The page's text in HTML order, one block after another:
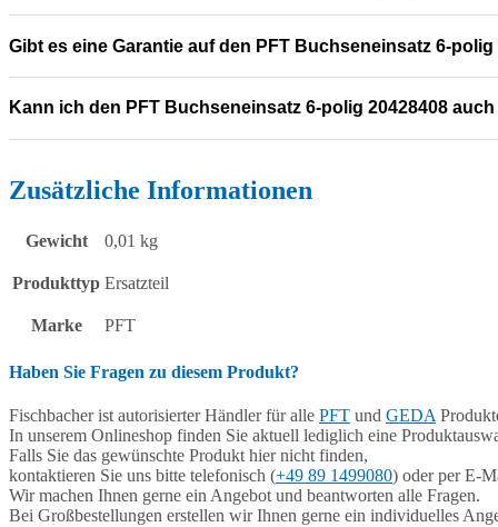
Gibt es eine Garantie auf den PFT Buchseneinsatz 6-polig
Kann ich den PFT Buchseneinsatz 6-polig 20428408
Zusätzliche Informationen
Gewicht 0,01 kg
Produkttyp Ersatzteil
Marke PFT
Haben Sie Fragen zu diesem Produkt?
Fischbacher ist autorisierter Händler für alle PFT und GEDA
In unserem Onlineshop finden Sie aktuell lediglich eine
Falls Sie das gewünschte Produkt hier nicht finden,
kontaktieren Sie uns bitte telefonisch (+49 89 1499080) oder per E-
Wir machen Ihnen gerne ein Angebot und beantworten alle Fragen.
Bei Großbestellungen erstellen wir Ihnen gerne ein individuelles